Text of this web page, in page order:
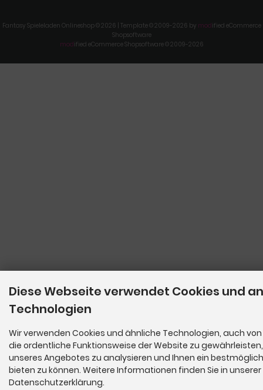
Fantasy Spieleladen Onlineshop © 2026 | Template © 2009-2026 by modified eCommerce
Shopsoftware
modified eCommerce Shopsoftware © 2009-2026
Diese Webseite verwendet Cookies und
Technologien
Wir verwenden Cookies und ähnliche Technologien, auch
die ordentliche Funktionsweise der Website zu
unseres Angebotes zu analysieren und Ihnen ein
bieten zu können. Weitere Informationen finden Sie in unserer
Datenschutzerklärung.